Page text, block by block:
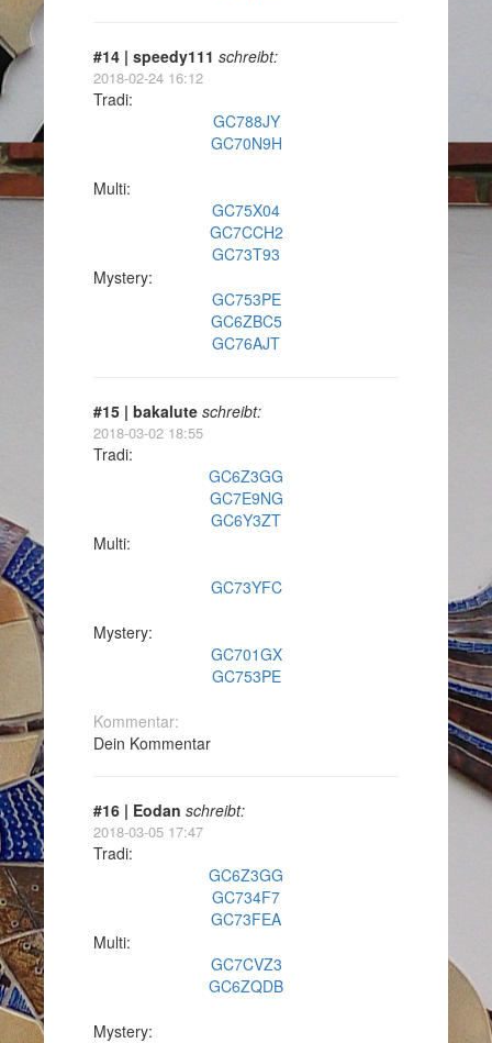
#14 | speedy111 schreibt:
2018-02-24 16:12
Tradi:
GC788JY
GC70N9H
Multi:
GC75X04
GC7CCH2
GC73T93
Mystery:
GC753PE
GC6ZBC5
GC76AJT
#15 | bakalute schreibt:
2018-03-02 18:55
Tradi:
GC6Z3GG
GC7E9NG
GC6Y3ZT
Multi:
GC73YFC
Mystery:
GC701GX
GC753PE
Kommentar:
Dein Kommentar
#16 | Eodan schreibt:
2018-03-05 17:47
Tradi:
GC6Z3GG
GC734F7
GC73FEA
Multi:
GC7CVZ3
GC6ZQDB
Mystery: